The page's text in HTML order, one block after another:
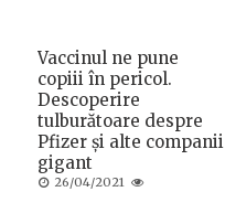
Vaccinul ne pune
copiii în pericol.
Descoperire
tulburătoare despre
Pfizer și alte companii
gigant
Posted
26/04/2021